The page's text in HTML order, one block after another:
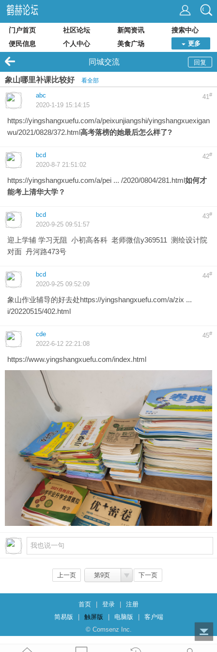
门户首页 社区论坛 新闻资讯
搜索中心
便民信息
个人中心 美食广场 更多
回复
同城交流
象山哪里补课比较好 看全部
41#
abc
2020-1-19 15:14:15
https://yingshangxuefu.com/a/peixunjiangshi/yingshangxuexigan
wu/2021/0828/372.html高考落榜的她最后怎么样了?
42#
bcd
2020-8-7 21:51:02
https://yingshangxuefu.com/a/pei ... /2020/0804/281.html如何才
能考上清华大学？
43#
bcd
2020-9-25 09:51:57
迎上学辅 学习无阻 小初高各科 老师微信y369511 测绘设计院
对面 丹河路473号
44#
bcd
2020-9-25 09:52:09
象山作业辅导的好去处https://yingshangxuefu.com/a/zix ...
i/20220515/402.html
45#
cde
2022-6-12 22:21:08
https://www.yingshangxuefu.com/index.html
上一页 第9页 下一页
首页 登录
注册
简易版
触屏版 电脑版
客户端
© Comsenz Inc.